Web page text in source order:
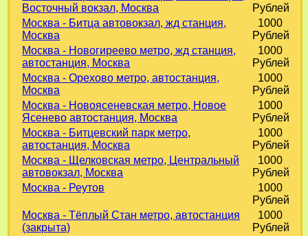
Восточный вокзал, Москва
Рублей
Москва - Битца автовокзал, жд станция,
Москва
1000
Рублей
Москва - Новогиреево метро, жд станция,
автостанция, Москва
1000
Рублей
Москва - Орехово метро, автостанция,
Москва
1000
Рублей
Москва - Новоясеневская метро, Новое
Ясенево автостанция, Москва
1000
Рублей
Москва - Битцевский парк метро,
автостанция, Москва
1000
Рублей
Москва - Щелковская метро, Центральный
автовокзал, Москва
1000
Рублей
Москва - Реутов
1000
Рублей
Москва - Тёплый Стан метро, автостанция
(закрыта)
1000
Рублей